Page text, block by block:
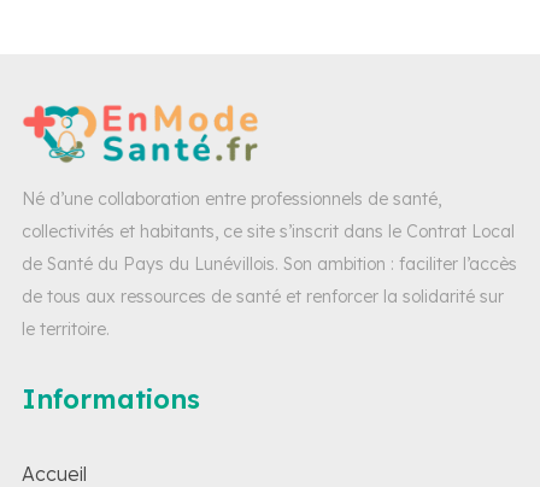
Né d’une collaboration entre professionnels de santé,
collectivités et habitants, ce site s’inscrit dans le Contrat Local
de Santé du Pays du Lunévillois. Son ambition : faciliter l’accès
de tous aux ressources de santé et renforcer la solidarité sur
le territoire.
Informations
Accueil